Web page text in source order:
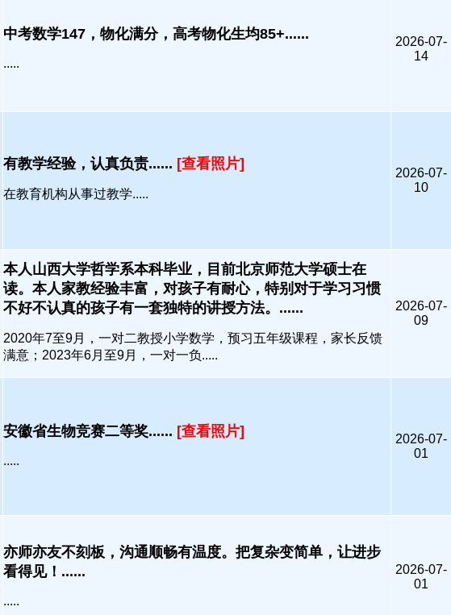
中考数学147，物化满分，高考物化生均85+......
.....
2026-07-
14
有教学经验，认真负责...... [查看照片]
在教育机构从事过教学.....
2026-07-
10
本人山西大学哲学系本科毕业，目前北京师范大学硕士在
读。本人家教经验丰富，对孩子有耐心，特别对于学习习惯
不好不认真的孩子有一套独特的讲授方法。......
2020年7至9月，一对二教授小学数学，预习五年级课程，家长反馈
满意；2023年6月至9月，一对一负.....
2026-07-
09
安徽省生物竞赛二等奖...... [查看照片]
.....
2026-07-
01
亦师亦友不刻板，沟通顺畅有温度。把复杂变简单，让进步
看得见！......
.....
2026-07-
01